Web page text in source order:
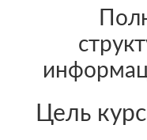
Цель